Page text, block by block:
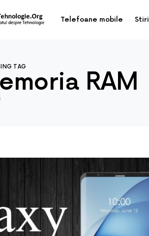
Telefoane mobile Stiri
TAG
RAM